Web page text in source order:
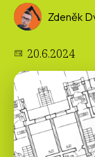
Zdeněk
20.6.2024